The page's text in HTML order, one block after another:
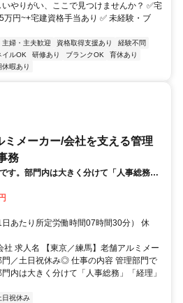
やりがい、ここで見つけませんか？ ✅宅
万円~+宅建資格手当あり ✅ 未経験・ブ
主婦・主夫歓迎 資格取得支援あり
経験不問
イルOK 研修あり ブランクOK
育休あり
休暇あり
ミメーカー/会社を支える管理
務
す。部門内は大きく分けて「人事総務」
かれます。この度、管理部門のゼネラリ
正・志向を踏まえ配属先を決定いたしま
あたり所定労働時間07時間30分） 休
社 求人名 【東京／練馬】老舗アルミメー
門／土日祝休み◎ 仕事の内容 管理部門で
内は大きく分けて「人事総務」「経理」
日祝休み